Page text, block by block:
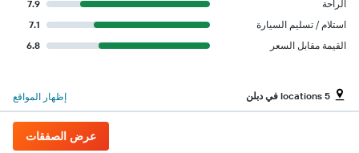
الراحة
7.9
استلام / تسليم السيارة
7.1
القيمة مقابل السعر
6.8
5 locations في دبلن إظهار المواقع
عرض الصفقات